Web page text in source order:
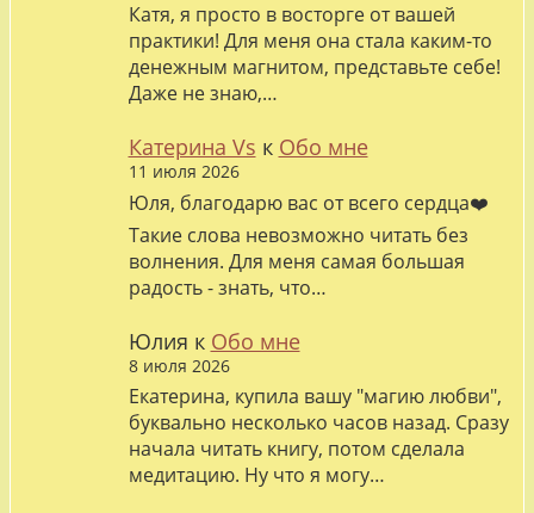
Катя, я просто в восторге от вашей
практики! Для меня она стала каким-то
денежным магнитом, представьте себе!
Даже не знаю,…
Катерина Vs к Обо мне
11 июля 2026
Юля, благодарю вас от всего сердца❤️
Такие слова невозможно читать без
волнения. Для меня самая большая
радость - знать, что…
Юлия к Обо мне
8 июля 2026
Екатерина, купила вашу "магию любви",
буквально несколько часов назад. Сразу
начала читать книгу, потом сделала
медитацию. Ну что я могу…